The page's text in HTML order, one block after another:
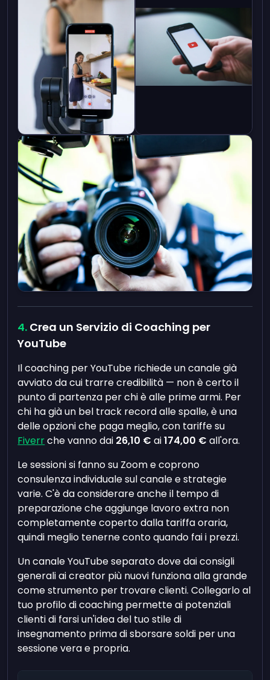
Crea un Servizio di Coaching per
YouTube
Il coaching per YouTube richiede un canale già
avviato da cui trarre credibilità — non è certo il
punto di partenza per chi è alle prime armi. Per
chi ha già un bel track record alle spalle, è una
delle opzioni che paga meglio, con tariffe su
Fiverrche vanno dai 26,10 € ai174,00 € all'ora.
Le sessioni si fanno su Zoom e coprono
consulenza individuale sul canale e strategie
varie. C'è da considerare anche il tempo di
preparazione che aggiunge lavoro extra non
completamente coperto dalla tariffa oraria,
quindi meglio tenerne conto quando fai i prezzi.
Un canale YouTube separato dove dai consigli
generali ai creator più nuovi funziona alla grande
come strumento per trovare clienti. Collegarlo al
tuo profilo di coaching permette ai potenziali
clienti di farsi un'idea del tuo stile di
insegnamento prima di sborsare soldi per una
sessione vera e propria.